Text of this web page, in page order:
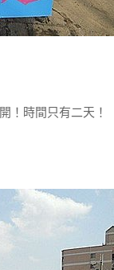
時間只有二天！